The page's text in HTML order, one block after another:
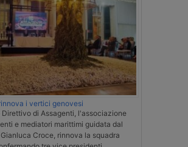
i vertici genovesi
Direttivo di Assagenti, l'associazione
e mediatori marittimi guidata dal
Croce, rinnova la squadra